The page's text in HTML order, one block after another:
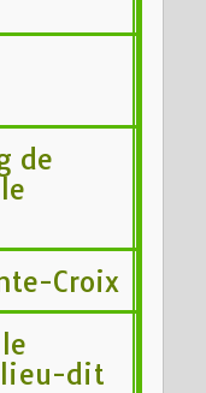
de
Croix
lieu-dit